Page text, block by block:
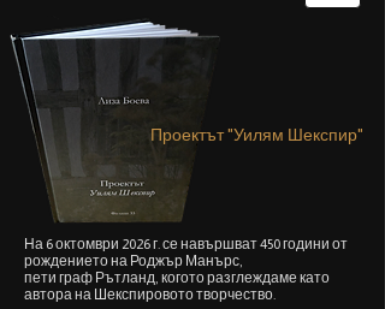
Проектът "Уилям Шекспир"
На 6 октомври 2026 г. се навършват 450 години от
рождението на Роджър Манърс,
пети граф Рътланд, когото разглеждаме като
автора на Шекспировото творчество.